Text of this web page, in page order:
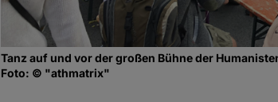
Tanz auf und vor der großen Bühne der
Foto: © "athmatrix"